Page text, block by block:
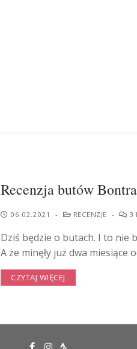
Recenzja butów
06.02.2021 - RECENZJE - 3
Dziś będzie o butach. I to nie
A że minęły już dwa miesiące
CZYTAJ WIĘCEJ